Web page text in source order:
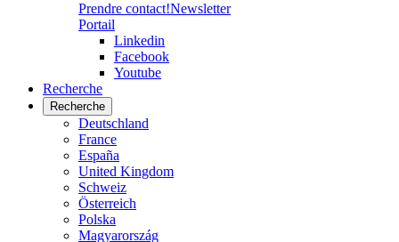
Prendre contact!Newsletter
Portail
Linkedin
Facebook
Youtube
Recherche
Recherche
Deutschland
France
España
United Kingdom
Schweiz
Österreich
Polska
Magyarország